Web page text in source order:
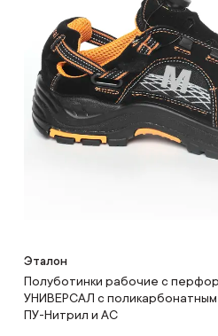
Эталон
Полуботинки рабочие с
УНИВЕРСАЛ с
ПУ-Нитрил и АС